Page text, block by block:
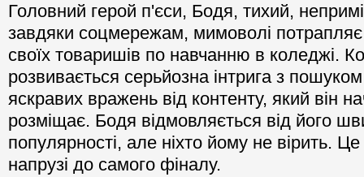
Головний герой п'єси, Бодя, тихий,
завдяки соцмережам, мимоволі
своїх товаришів по навчанню в коледжі.
розвивається серьйозна інтрига з пошуком
яскравих вражень вiд контенту, який він
розміщає. Бодя відмовляється від його
популярності, але нiхто йому не вірить.
напрузі до самого фіналу.